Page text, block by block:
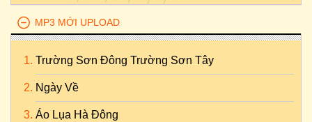
MP3 MỚI UPLOAD
Trường Sơn Đông Trường Sơn Tây
Ngày Về
Áo Lụa Hà Đông